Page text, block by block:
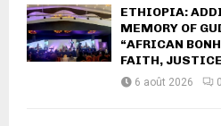
ETHIOPIA:
MEMORY OF
“AFRICAN
FAITH,
6 août 2026 0